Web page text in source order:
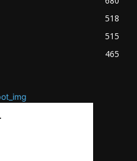
518
515
465